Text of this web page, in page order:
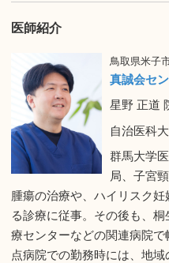
医師紹介
鳥取県米子
真誠会セ
星野 正道
自治医科
群馬大学
局、子宮
腫瘍の治療や、ハイリスク
る診療に従事。その後も、
療センターなどの関連病院
点病院での勤務時には、地